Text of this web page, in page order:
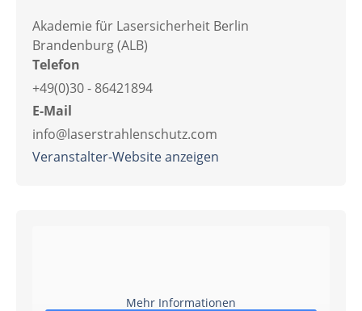
Akademie für Lasersicherheit Berlin
Brandenburg (ALB)
Telefon
+49(0)30 - 86421894
E-Mail
info@laserstrahlenschutz.com
Veranstalter-Website anzeigen
Mehr Informationen